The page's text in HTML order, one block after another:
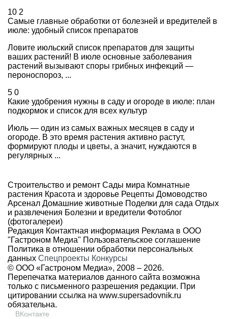
10 2
Самые главные обработки от болезней и вредителей в
июле: удобный список препаратов
Ловите июльский список препаратов для защиты
ваших растений! В июле основные заболевания
растений вызывают споры грибных инфекций —
пероноспороз, ...
5 0
Какие удобрения нужны в саду и огороде в июле: план
подкормок и список для всех культур
Июль — один из самых важных месяцев в саду и
огороде. В это время растения активно растут,
формируют плоды и цветы, а значит, нуждаются в
регулярных ...
Строительство и ремонт Сады мира Комнатные
растения Красота и здоровье Рецепты Домоводство
Арсенал Домашние животные Поделки для сада Отдых
и развлечения Болезни и вредители Фотоблог
(фотогалереи)
Редакция Контактная информация Реклама в ООО
"Гастроном Медиа" Пользовательское соглашение
Политика в отношении обработки персональных
данных Спецпроекты Конкурсы
© ООО «Гастроном Медиа», 2008 – 2026.
Перепечатка материалов данного сайта возможна
только с письменного разрешения редакции. При
цитировании ссылка на www.supersadovnik.ru
обязательна.
ВКонтакте